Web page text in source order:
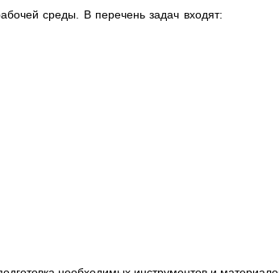
среды. В перечень задач входят: